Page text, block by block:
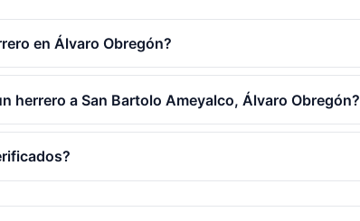
en Álvaro Obregón?
herrero a San Bartolo Ameyalco, Álvaro Obregón?